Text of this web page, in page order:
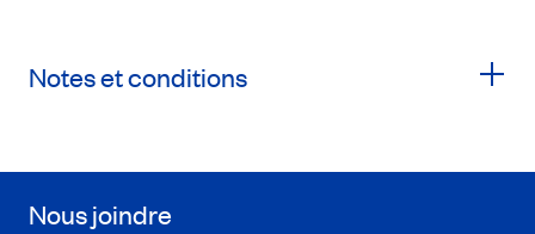
Notes et conditions
Nous joindre